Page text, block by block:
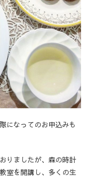
になってのお申込みも
りましたが、森の時計
室を開講し、多くの生